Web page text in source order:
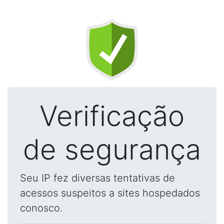
Verificação
de segurança
Seu IP fez diversas tentativas de
acessos suspeitos a sites hospedados
conosco.